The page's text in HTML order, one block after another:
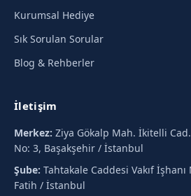
Kurumsal Hediye
Sık Sorulan Sorular
Blog & Rehberler
İletişim
Merkez: Ziya Gökalp Mah. İkitelli
No: 3, Başakşehir / İstanbul
Şube: Tahtakale Caddesi Vakıf
Fatih / İstanbul